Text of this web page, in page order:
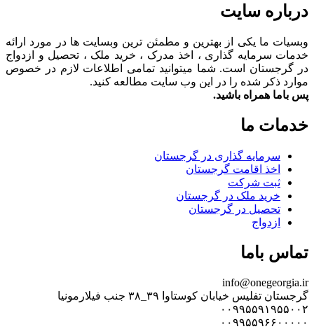
درباره سایت
وبسیات ما یکی از بهترین و مطمئن ترین وبسایت ها در مورد ارائه
خدمات سرمایه گذاری ، اخذ مدرک ، خرید ملک ، تحصیل و ازدواج
در گرجستان است. شما میتوانید تمامی اطلاعات لازم در خصوص
موارد ذکر شده را در این وب سایت مطالعه کنید.
پس باما همراه باشید.
خدمات ما
سرمایه گذاری در گرجستان
اخذ اقامت گرجستان
ثبت شرکت
خرید ملک در گرجستان
تحصیل در گرجستان
ازدواج
تماس باما
info@onegeorgia.ir
گرجستان تفلیس خیابان کوستاوا ۳۹_۳۸ جنب فیلارمونیا
۰۰۹۹۵۵۹۱۹۵۵۰۰۲
۰۰۹۹۵۵۹۶۶۰۰۰۰۰